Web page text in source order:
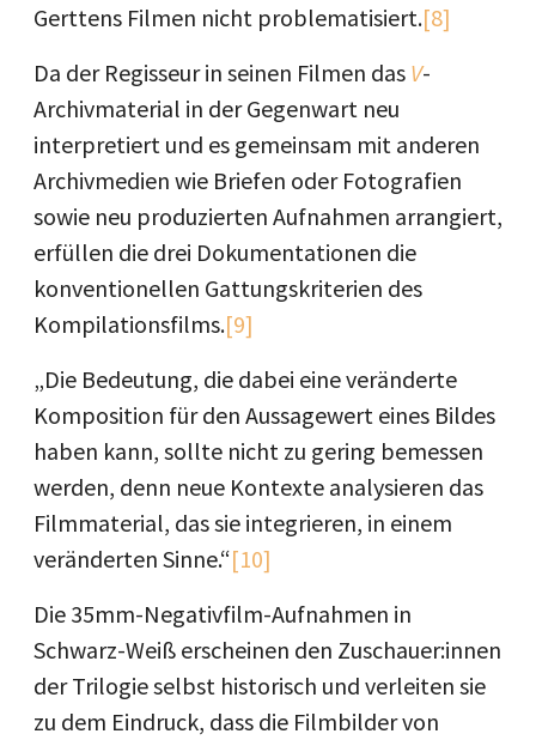
Gerttens Filmen nicht problematisiert.[8]
Da der Regisseur in seinen Filmen das V-
Archivmaterial in der Gegenwart neu
interpretiert und es gemeinsam mit anderen
Archivmedien wie Briefen oder Fotografien
sowie neu produzierten Aufnahmen arrangiert,
erfüllen die drei Dokumentationen die
konventionellen Gattungskriterien des
Kompilationsfilms.[9]
„Die Bedeutung, die dabei eine veränderte
Komposition für den Aussagewert eines Bildes
haben kann, sollte nicht zu gering bemessen
werden, denn neue Kontexte analysieren das
Filmmaterial, das sie integrieren, in einem
veränderten Sinne.“[10]
Die 35mm-Negativfilm-Aufnahmen in
Schwarz-Weiß erscheinen den Zuschauer:innen
der Trilogie selbst historisch und verleiten sie
zu dem Eindruck, dass die Filmbilder von